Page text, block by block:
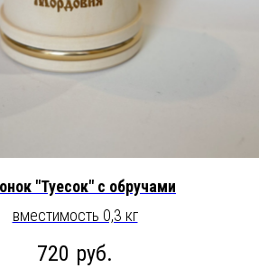
"Туесок" с обручами
вместимость 0,3 кг
720 руб.